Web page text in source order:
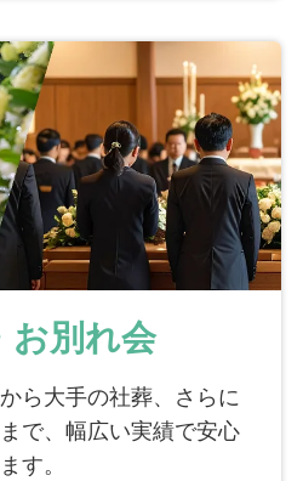
お別れ会
ら大手の社葬、さらに
で、幅広い実績で安心
す。